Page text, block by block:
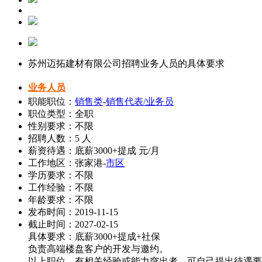
苏州迈拓建材有限公司招聘业务人员的具体要求
业务人员
职能职位： 销售类-销售代表/业务员
职位类型：全职
性别要求：不限
招聘人数：5 人
薪资待遇：底薪3000+提成 元/月
工作地区：张家港-市区
学历要求：不限
工作经验：不限
年龄要求：不限
发布时间：2019-11-15
截止时间：2027-02-15
具体要求：底薪3000+提成+社保
负责高端楼盘客户的开发与邀约。